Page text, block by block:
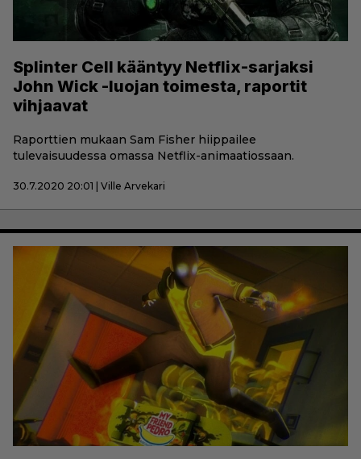
Splinter Cell kääntyy Netflix-sarjaksi
John Wick -luojan toimesta, raportit
vihjaavat
Raporttien mukaan Sam Fisher hiippailee
tulevaisuudessa omassa Netflix-animaatiossaan.
30.7.2020 20:01 | Ville Arvekari